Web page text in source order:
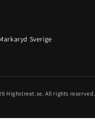
Sverige
Highstreet.se. All rights reserved.